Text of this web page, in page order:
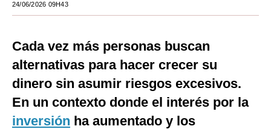
Mundo
EEUU
México
España
Internacional
24/06/2026 09H43
Cada vez más personas buscan
alternativas para hacer crecer su
dinero sin asumir riesgos excesivos.
En un contexto donde el interés por la
inversión ha aumentado y los